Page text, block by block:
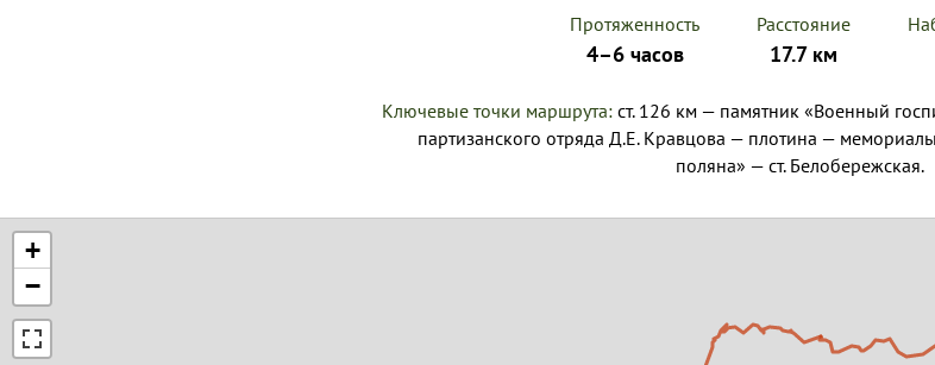
Протяженность
4–6 часов
Расстояние
17.7 км
Ключевые точки маршрута: ст. 126 км — памятник «Военный
партизанского отряда Д.Е. Кравцова — плотина —
поляна» — ст. Белобережская.
+
−